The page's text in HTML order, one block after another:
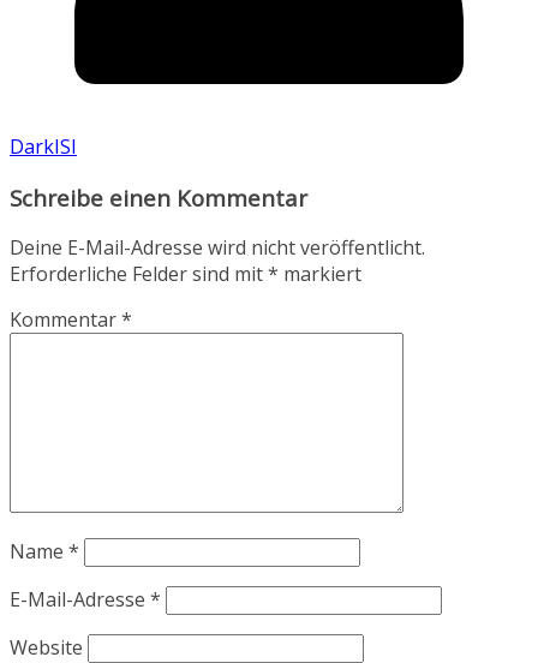
DarkISI
Schreibe einen Kommentar
Deine E-Mail-Adresse wird nicht veröffentlicht.
Erforderliche Felder sind mit* markiert
Kommentar*
Name *
E-Mail-Adresse *
Website